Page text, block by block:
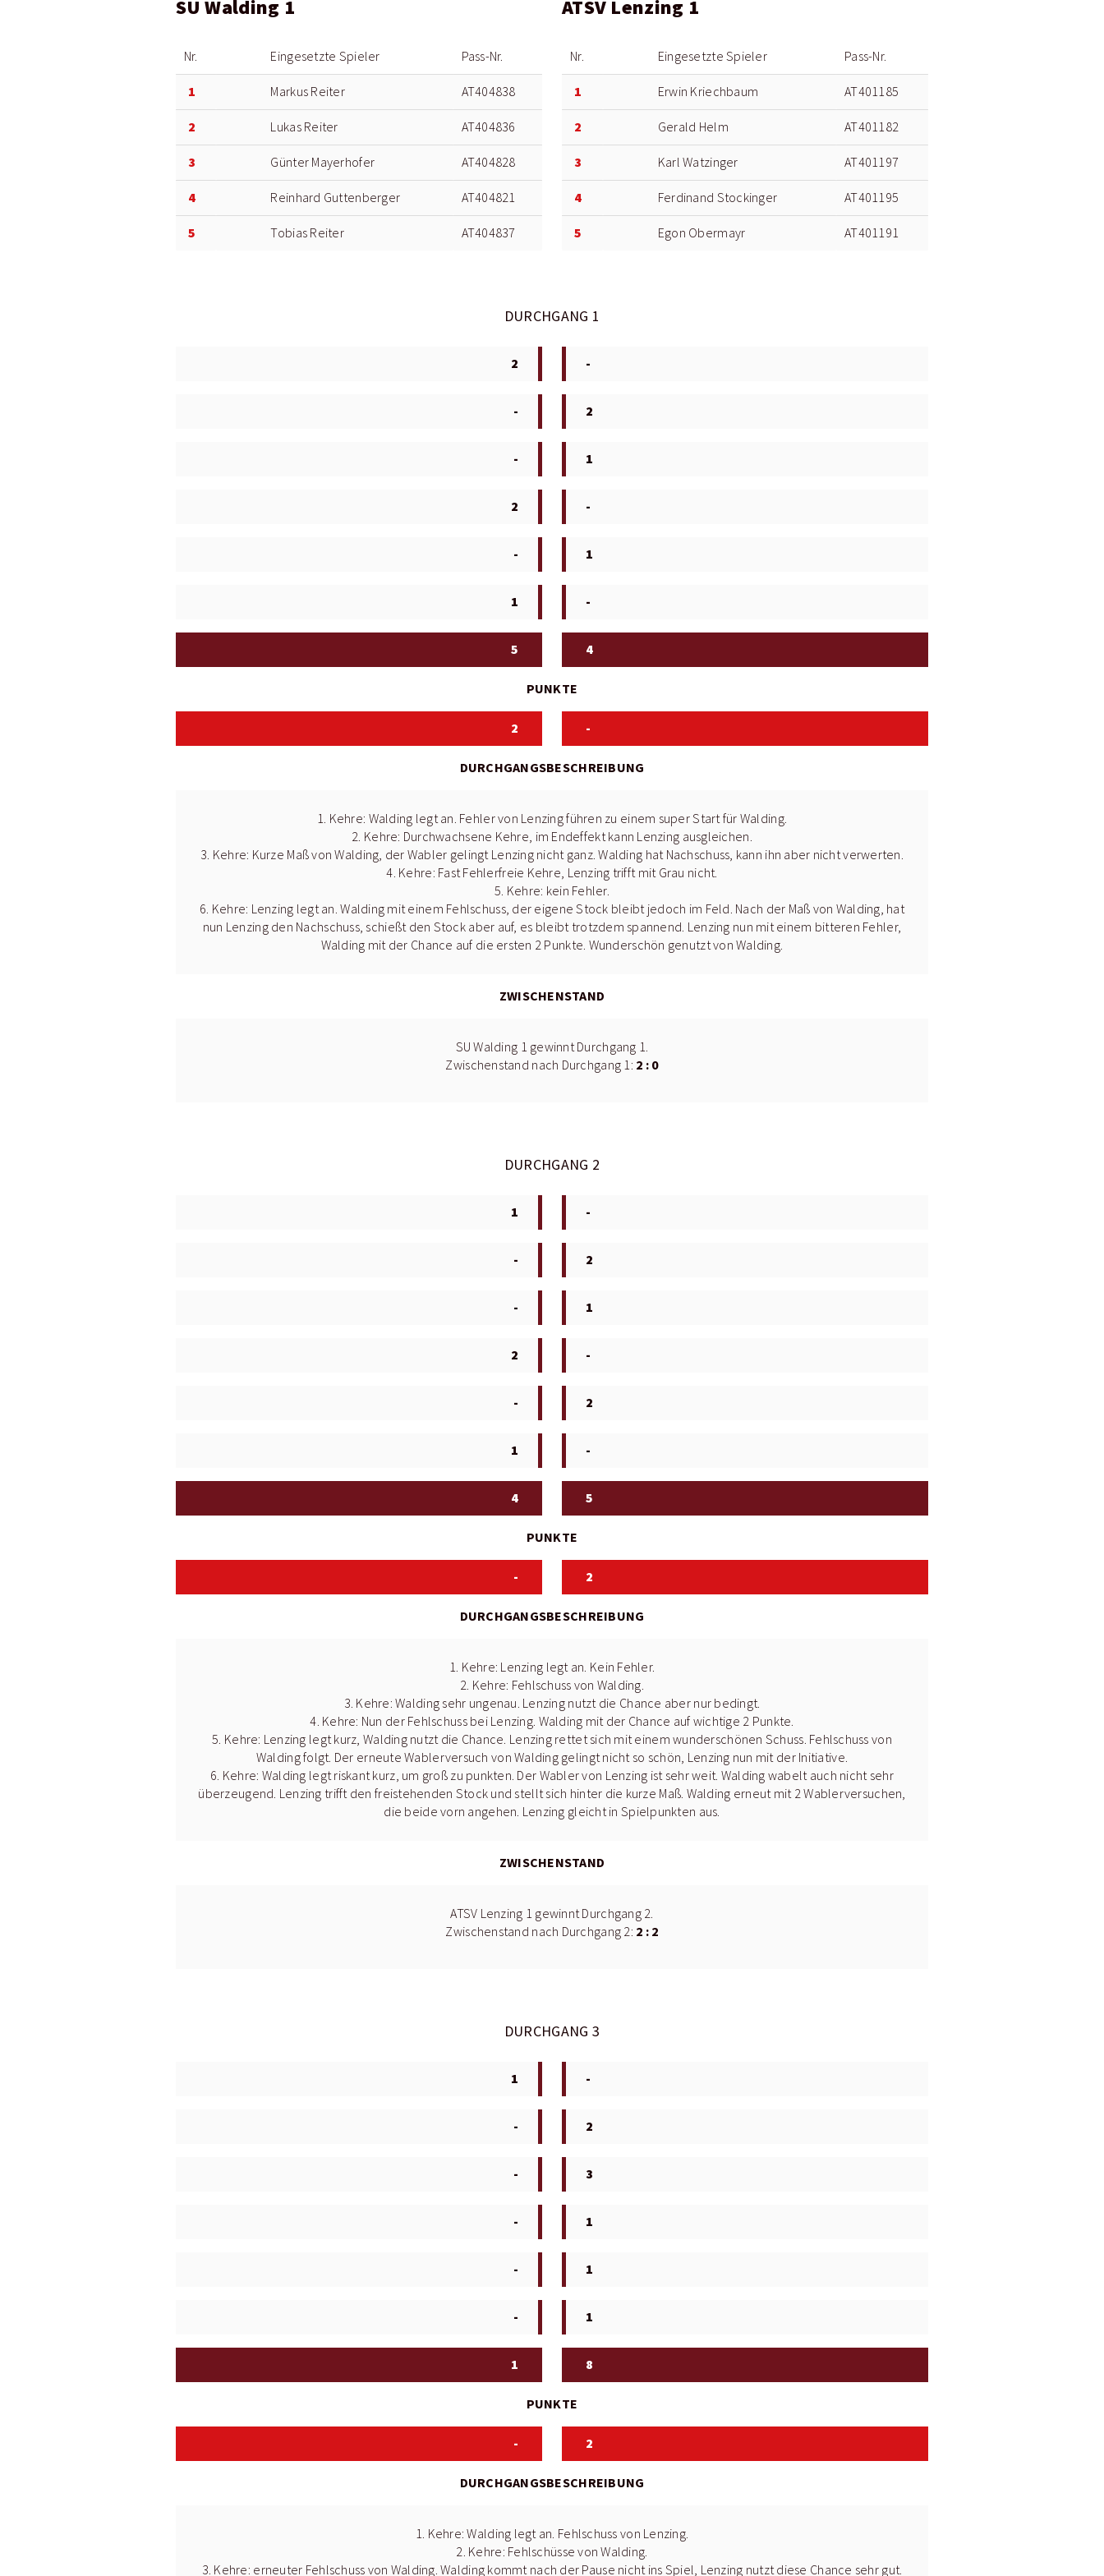
SU Walding 1
Nr. Eingesetzte Spieler Pass-Nr.
1 Markus Reiter AT404838
2 Lukas Reiter AT404836
3 Günter Mayerhofer AT404828
4 Reinhard Guttenberger AT404821
5 Tobias Reiter AT404837
ATSV Lenzing 1
Nr. Eingesetzte Spieler Pass-Nr.
1 Erwin Kriechbaum AT401185
2 Gerald Helm AT401182
3 Karl Watzinger AT401197
4 Ferdinand Stockinger AT401195
5 Egon Obermayr AT401191
DURCHGANG 1
2 -
- 2
- 1
2 -
- 1
1 -
5 4
PUNKTE
2 -
DURCHGANGSBESCHREIBUNG
1. Kehre: Walding legt an. Fehler von Lenzing führen zu einem super Start für Walding.
2. Kehre: Durchwachsene Kehre, im Endeffekt kann Lenzing ausgleichen.
3. Kehre: Kurze Maß von Walding, der Wabler gelingt Lenzing nicht ganz. Walding hat Nachschuss, kann ihn aber nicht verwerten.
4. Kehre: Fast Fehlerfreie Kehre, Lenzing trifft mit Grau nicht.
5. Kehre: kein Fehler.
6. Kehre: Lenzing legt an. Walding mit einem Fehlschuss, der eigene Stock bleibt jedoch im Feld. Nach der Maß von Walding, hat
nun Lenzing den Nachschuss, schießt den Stock aber auf, es bleibt trotzdem spannend. Lenzing nun mit einem bitteren Fehler,
Walding mit der Chance auf die ersten 2 Punkte. Wunderschön genutzt von Walding.
ZWISCHENSTAND
SU Walding 1 gewinnt Durchgang 1.
Zwischenstand nach Durchgang 1: 2 : 0
DURCHGANG 2
1 -
- 2
- 1
2 -
- 2
1 -
4 5
PUNKTE
- 2
DURCHGANGSBESCHREIBUNG
1. Kehre: Lenzing legt an. Kein Fehler.
2. Kehre: Fehlschuss von Walding.
3. Kehre: Walding sehr ungenau. Lenzing nutzt die Chance aber nur bedingt.
4. Kehre: Nun der Fehlschuss bei Lenzing. Walding mit der Chance auf wichtige 2 Punkte.
5. Kehre: Lenzing legt kurz, Walding nutzt die Chance. Lenzing rettet sich mit einem wunderschönen Schuss. Fehlschuss von
Walding folgt. Der erneute Wablerversuch von Walding gelingt nicht so schön, Lenzing nun mit der Initiative.
6. Kehre: Walding legt riskant kurz, um groß zu punkten. Der Wabler von Lenzing ist sehr weit. Walding wabelt auch nicht sehr
überzeugend. Lenzing trifft den freistehenden Stock und stellt sich hinter die kurze Maß. Walding erneut mit 2 Wablerversuchen,
die beide vorn angehen. Lenzing gleicht in Spielpunkten aus.
ZWISCHENSTAND
ATSV Lenzing 1 gewinnt Durchgang 2.
Zwischenstand nach Durchgang 2: 2 : 2
DURCHGANG 3
1 -
- 2
- 3
- 1
- 1
- 1
1 8
PUNKTE
- 2
DURCHGANGSBESCHREIBUNG
1. Kehre: Walding legt an. Fehlschuss von Lenzing.
2. Kehre: Fehlschüsse von Walding.
3. Kehre: erneuter Fehlschuss von Walding. Walding kommt nach der Pause nicht ins Spiel, Lenzing nutzt diese Chance sehr gut.